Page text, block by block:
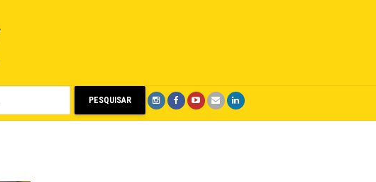
PESQUISAR